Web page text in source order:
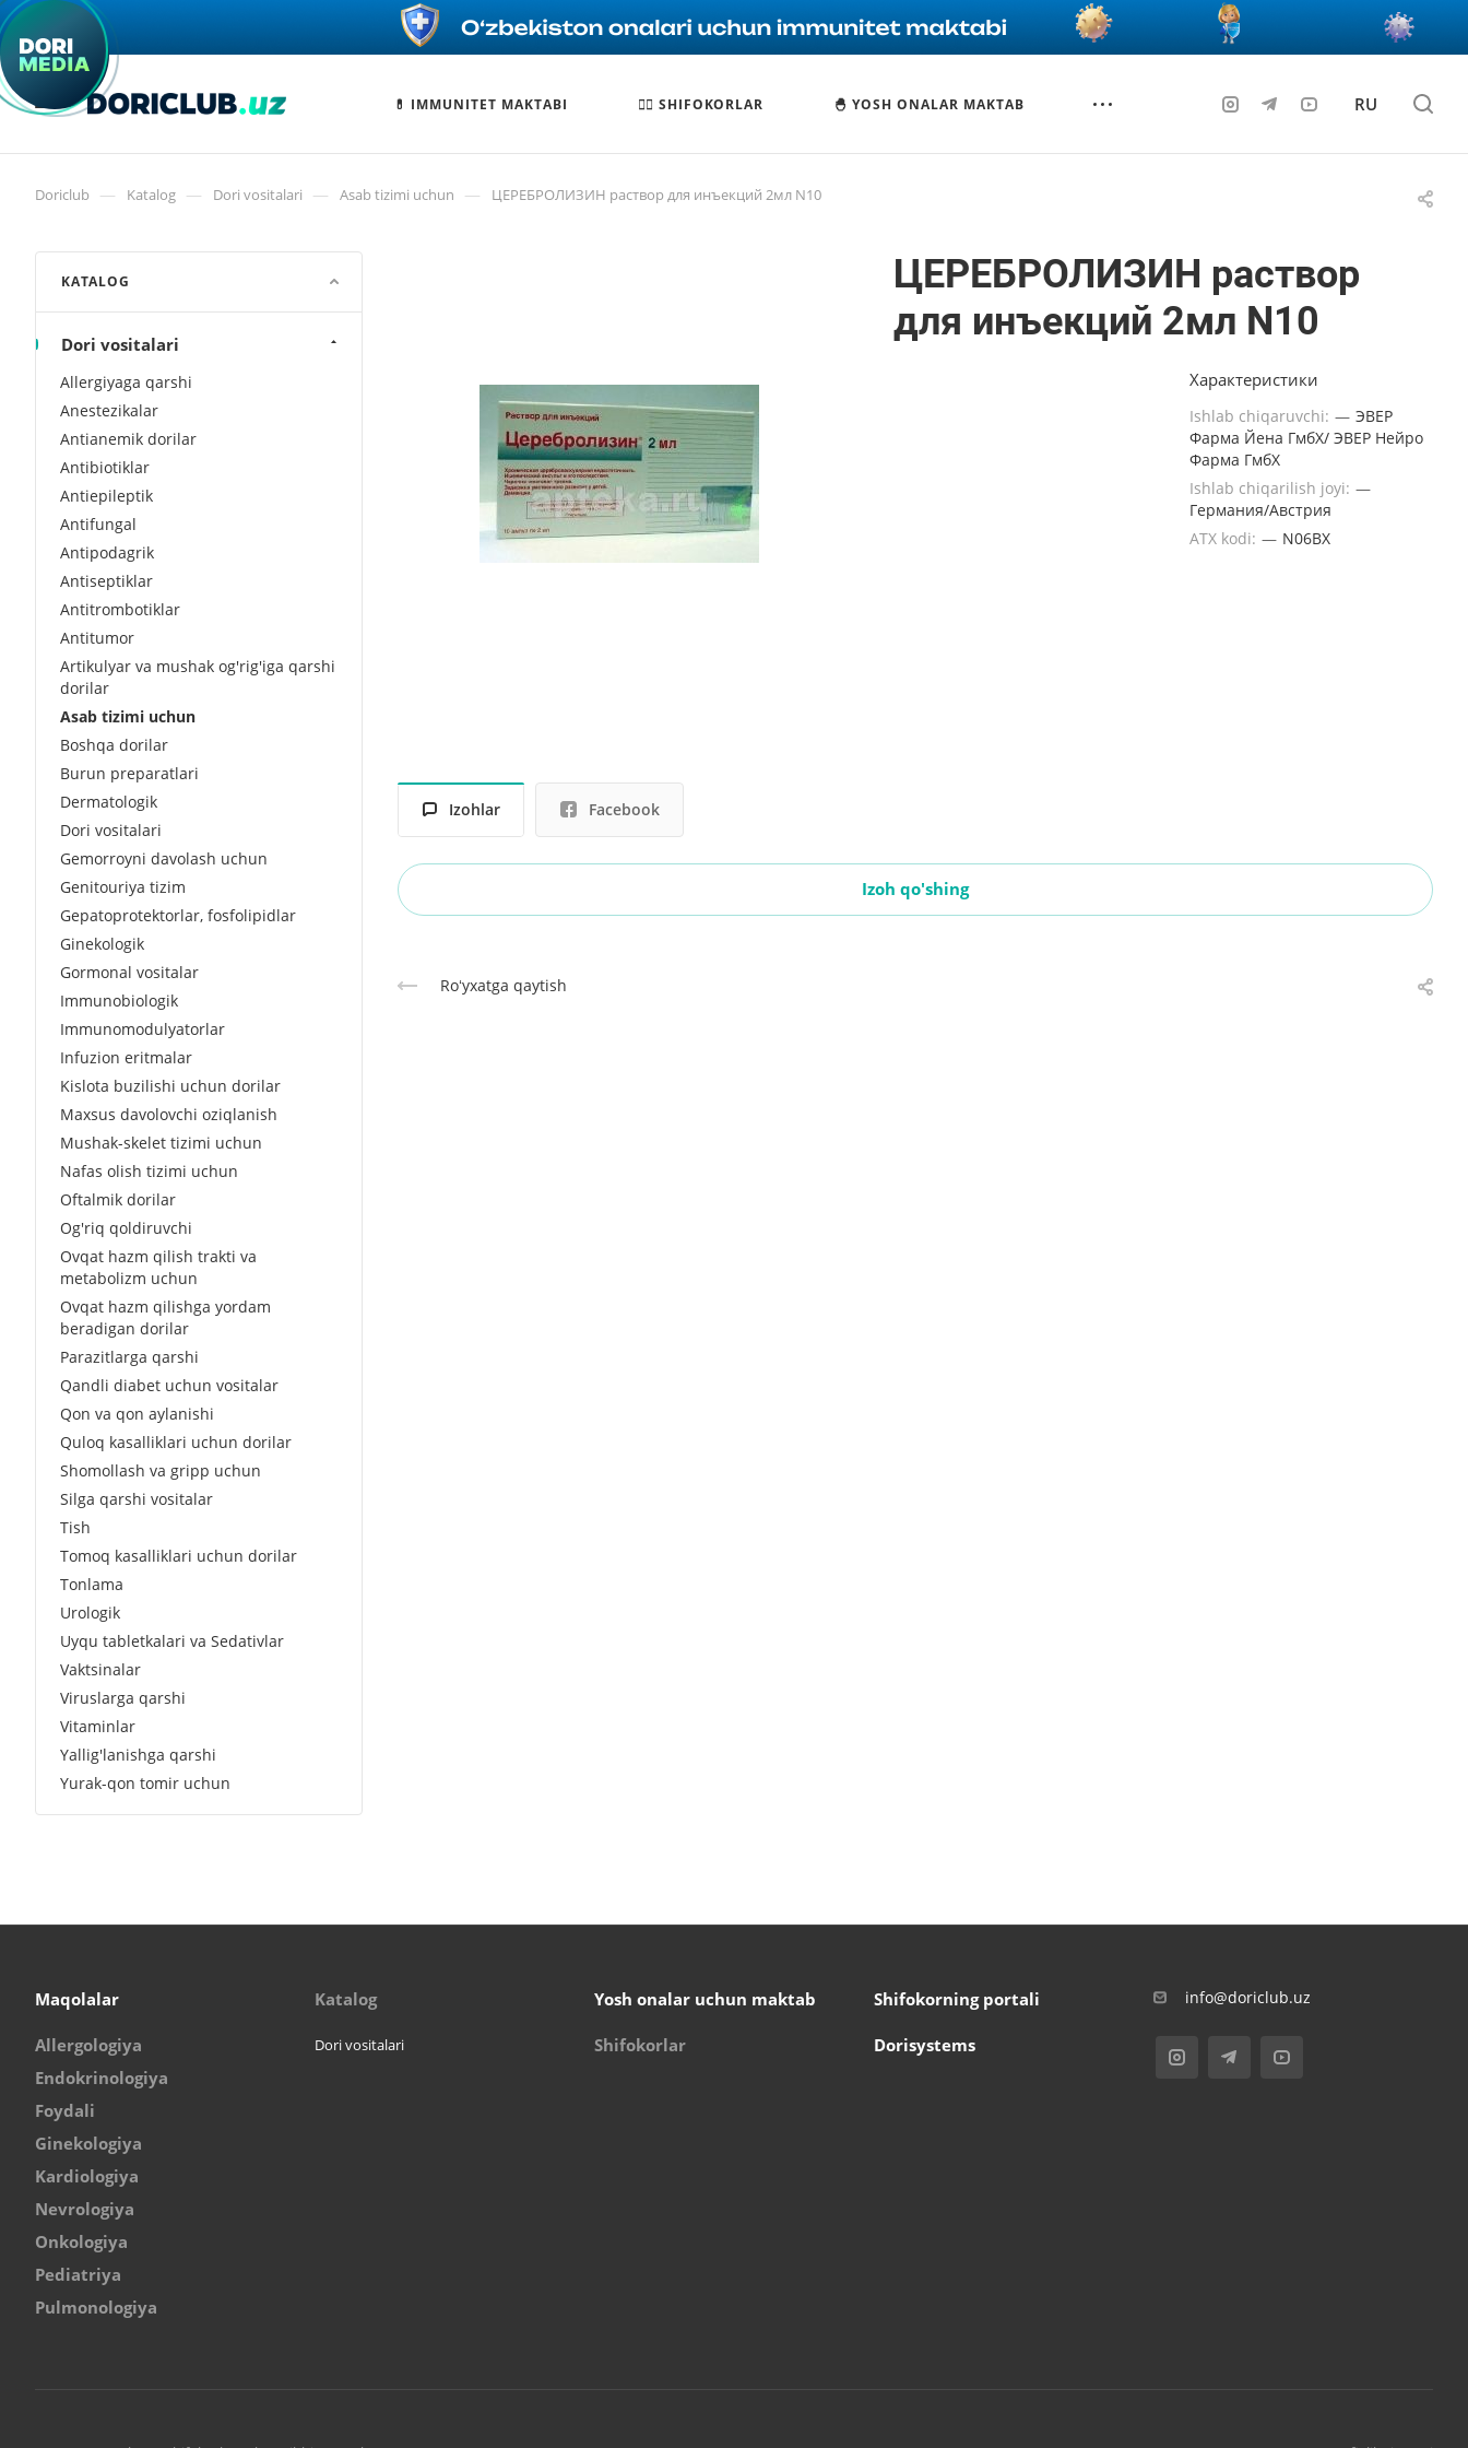
💊 IMMUNITET MAKTABI 🧑‍⚕️ SHIFOKORLAR 🐣 YOSH ONALAR MAKTAB RU
Doriclub — Katalog — Dori vositalari — Asab tizimi uchun — ЦЕРЕБРОЛИЗИН раствор для инъекций 2мл N10
ЦЕРЕБРОЛИЗИН раствор
для инъекций 2мл N10
Характеристики
Ishlab chiqaruvchi: — ЭВЕР
Фарма Йена ГмбХ/ ЭВЕР Нейро
Фарма ГмбХ
Ishlab chiqarilish joyi: —
Германия/Австрия
ATX kodi: — N06BX
Izohlar Facebook
Izoh qo'shing
Roʻyxatga qaytish
KATALOG
Dori vositalari
Allergiyaga qarshi
Anestezikalar
Antianemik dorilar
Antibiotiklar
Antiepileptik
Antifungal
Antipodagrik
Antiseptiklar
Antitrombotiklar
Antitumor
Artikulyar va mushak og'rig'iga qarshi
dorilar
Asab tizimi uchun
Boshqa dorilar
Burun preparatlari
Dermatologik
Dori vositalari
Gemorroyni davolash uchun
Genitouriya tizim
Gepatoprotektorlar, fosfolipidlar
Ginekologik
Gormonal vositalar
Immunobiologik
Immunomodulyatorlar
Infuzion eritmalar
Kislota buzilishi uchun dorilar
Maxsus davolovchi oziqlanish
Mushak-skelet tizimi uchun
Nafas olish tizimi uchun
Oftalmik dorilar
Og'riq qoldiruvchi
Ovqat hazm qilish trakti va
metabolizm uchun
Ovqat hazm qilishga yordam
beradigan dorilar
Parazitlarga qarshi
Qandli diabet uchun vositalar
Qon va qon aylanishi
Quloq kasalliklari uchun dorilar
Shomollash va gripp uchun
Silga qarshi vositalar
Tish
Tomoq kasalliklari uchun dorilar
Tonlama
Urologik
Uyqu tabletkalari va Sedativlar
Vaktsinalar
Viruslarga qarshi
Vitaminlar
Yallig'lanishga qarshi
Yurak-qon tomir uchun
Maqolalar
Allergologiya
Endokrinologiya
Foydali
Ginekologiya
Kardiologiya
Nevrologiya
Onkologiya
Pediatriya
Pulmonologiya
Katalog
Dori vositalari
Yosh onalar uchun maktab
Shifokorlar
Shifokorning portali
Dorisystems
info@doriclub.uz